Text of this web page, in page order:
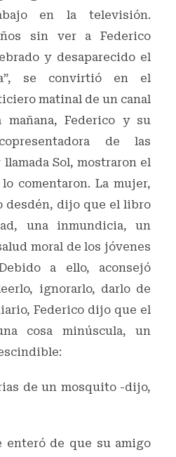
en la televisión.
sin ver a Federico
y desaparecido el
se convirtió en el
matinal de un canal
mañana, Federico y su
de las
Sol, mostraron el
comentaron. La mujer,
desdén, dijo que el libro
una inmundicia, un
moral de los jóvenes
a ello, aconsejó
ignorarlo, darlo de
Federico dijo que el
cosa minúscula, un
de un mosquito -dijo,
enteró de que su amigo